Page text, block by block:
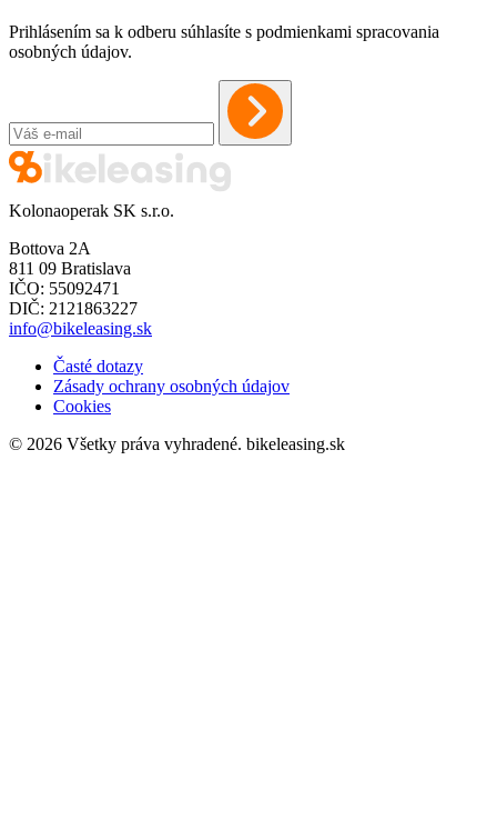
Prihlásením sa k odberu súhlasíte s podmienkami spracovania
osobných údajov.
Kolonaoperak SK s.r.o.
Bottova 2A
811 09 Bratislava
IČO: 55092471
DIČ: 2121863227
info@bikeleasing.sk
Časté dotazy
Zásady ochrany osobných údajov
Cookies
© 2026 Všetky práva vyhradené. bikeleasing.sk